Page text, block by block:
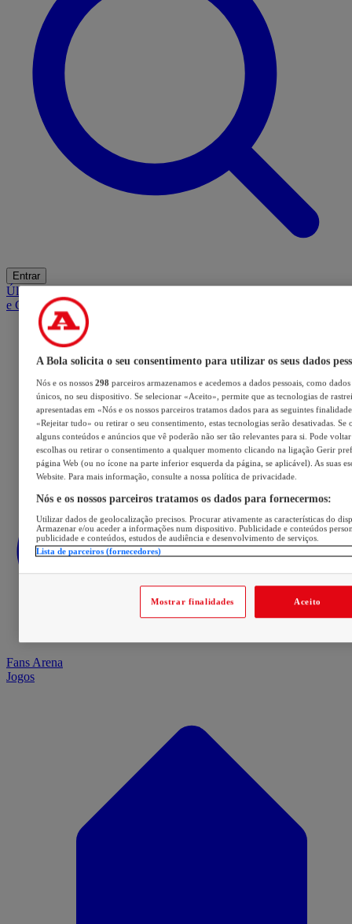
Entrar
ÚltimasMercadoOpiniãoiGaming HubA BOLA SUGEREBarba
e Cabelo
Fans Arena
Jogos
A Bola solicita o seu consentimento para utilizar os seus dados
Nós e os nossos 298 parceiros armazenamos e acedemos a dados pessoais, como
únicos, no seu dispositivo. Se selecionar «Aceito», permite que as tecnologias de
apresentadas em «Nós e os nossos parceiros tratamos dados para as seguintes
«Rejeitar tudo» ou retirar o seu consentimento, estas tecnologias serão desativadas. Se
alguns conteúdos e anúncios que vê poderão não ser tão relevantes para si. Pode voltar
escolhas ou retirar o consentimento a qualquer momento clicando na ligação Gerir
página Web (ou no ícone na parte inferior esquerda da página, se aplicável). As suas
Website. Para mais informação, consulte a nossa política de privacidade.
Nós e os nossos parceiros tratamos os dados para fornecermos:
Utilizar dados de geolocalização precisos. Procurar ativamente as características do
Armazenar e/ou aceder a informações num dispositivo. Publicidade e conteúdos
publicidade e conteúdos, estudos de audiência e desenvolvimento de serviços.
Lista de parceiros (fornecedores)
Mostrar finalidades Aceito